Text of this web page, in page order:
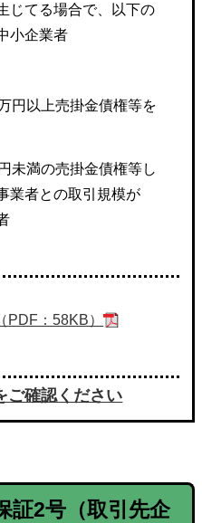
じてる場合で、以下の
小企業者
円以上売掛金債権等を
未満の売掛金債権等し
業者との取引規模が
PDF：58KB）
ご確認ください
証2号 （取引先企